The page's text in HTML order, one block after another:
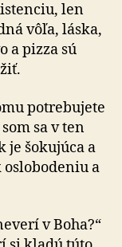
len
vôľa, láska,
a pizza sú
potrebujete
sa v ten
je šokujúca a
a
v Boha?“